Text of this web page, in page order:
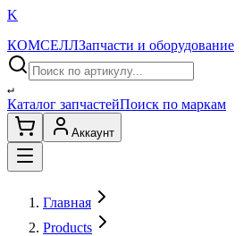
K
КОМСЕЛЛЗапчасти и оборудование
↵
Каталог запчастейПоиск по маркам
Аккаунт
Главная
Products